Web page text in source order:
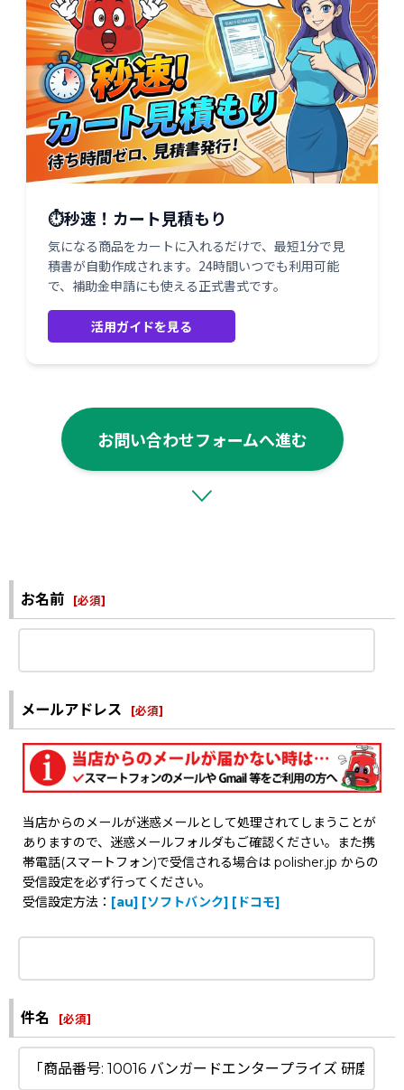
⏱️秒速！カート見積もり
気になる商品をカートに入れるだけで、最短1分で見
積書が自動作成されます。24時間いつでも利用可能
で、補助金申請にも使える正式書式です。
活用ガイドを見る
お問い合わせフォームへ進む
お名前 [必須]
メールアドレス [必須]
当店からのメールが迷惑メールとして処理されてしまうことが
ありますので、迷惑メールフォルダもご確認ください。また携
帯電話(スマートフォン)で受信される場合は polisher.jp からの
受信設定を必ず行ってください。
受信設定方法： [au] [ソフトバンク] [ドコモ]
件名 [必須]